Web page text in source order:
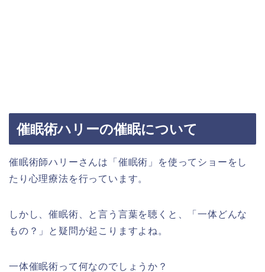
催眠術ハリーの催眠について
催眠術師ハリーさんは「催眠術」を使ってショーをし
たり心理療法を行っています。
しかし、催眠術、と言う言葉を聴くと、「一体どんな
もの？」と疑問が起こりますよね。
一体催眠術って何なのでしょうか？